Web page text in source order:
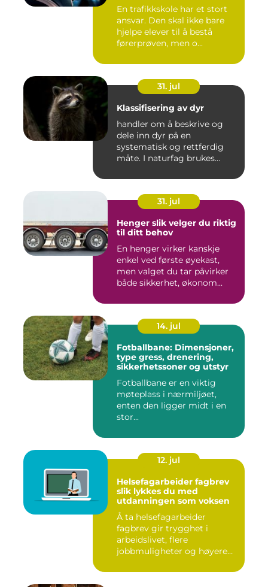
En trafikkskole har et stort
ansvar. Den skal ikke bare
hjelpe elever til å bestå
førerprøven, men o...
31. jul
Klassifisering av dyr
handler om å beskrive og
dele inn dyr på en
systematisk og rettferdig
måte. I naturfag brukes
31. jul
Henger slik velger du riktig
til ditt behov
En henger virker kanskje
enkel ved første øyekast,
men valget du tar påvirker
både sikkerhet, økonom...
14. jul
Fotballbane: Dimensjoner,
type gress, drenering,
sikkerhetssoner og utstyr
Fotballbane er en viktig
møteplass i nærmiljøet,
enten den ligger midt i en
stor...
12. jul
Helsefagarbeider fagbrev
slik lykkes du med
utdanningen som voksen
Å ta helsefagarbeider
fagbrev gir trygghet i
arbeidslivet, flere
jobbmuligheter og høyere